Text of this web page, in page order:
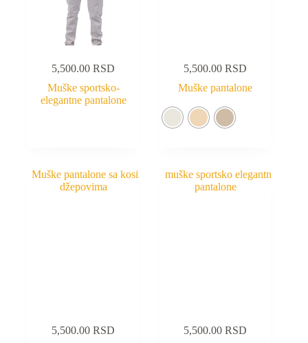
5,500.00RSD
Muške sportsko-
elegantne pantalone
5,500.00RSD
Muške pantalone
5,500.00RSD
5,500.00RSD